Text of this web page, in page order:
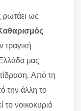
ρωτάει ως
τραγική
μας
Από τη
την άλλη το
το νοικοκυριό